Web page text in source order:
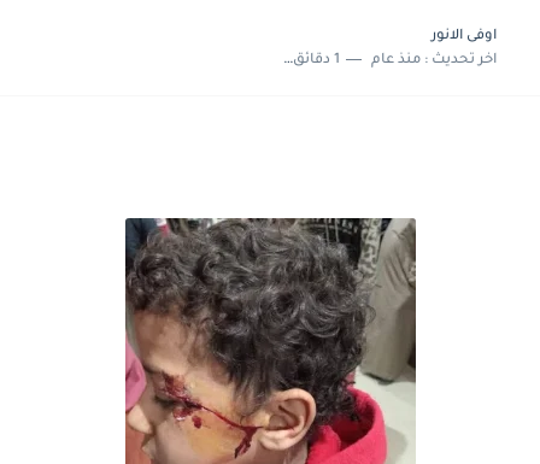
اوفى الانور
اخر تحديث :منذ عام 1 دقائق للقراءة